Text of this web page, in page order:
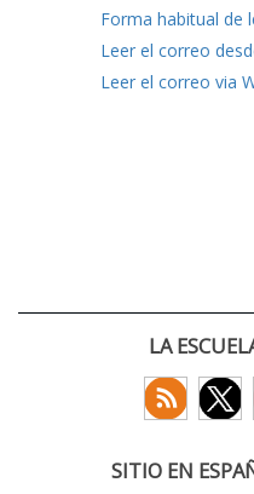
Forma habitual de
Leer el correo
Leer el correo via
LA
SITIO EN